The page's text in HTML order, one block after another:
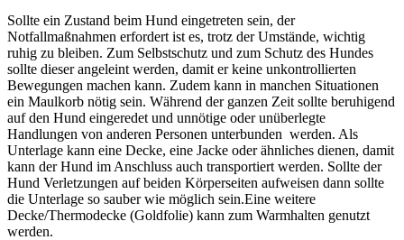
Sollte ein Zustand beim Hund eingetreten sein, der
Notfallmaßnahmen erfordert ist es, trotz der Umstände, wichtig
ruhig zu bleiben. Zum Selbstschutz und zum Schutz des Hundes
sollte dieser angeleint werden, damit er keine unkontrollierten
Bewegungen machen kann. Zudem kann in manchen Situationen
ein Maulkorb nötig sein. Während der ganzen Zeit sollte beruhigend
auf den Hund eingeredet und unnötige oder unüberlegte
Handlungen von anderen Personen unterbunden werden. Als
Unterlage kann eine Decke, eine Jacke oder ähnliches dienen, damit
kann der Hund im Anschluss auch transportiert werden. Sollte der
Hund Verletzungen auf beiden Körperseiten aufweisen dann sollte
die Unterlage so sauber wie möglich sein.Eine weitere
Decke/Thermodecke (Goldfolie) kann zum Warmhalten genutzt
werden.